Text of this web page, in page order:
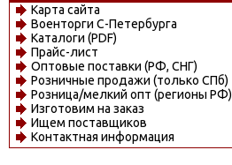
Карта сайта
Военторги С-Петербурга
Каталоги (PDF)
Прайс-лист
Оптовые поставки (РФ, СНГ)
Розничные продажи (только СПб)
Розница/мелкий опт (регионы РФ)
Изготовим на заказ
Ищем поставщиков
Контактная информация